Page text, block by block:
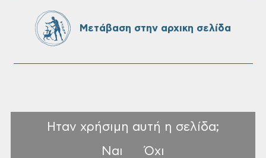
σχολικών μονάδων
Μετάβαση στην αρχικη σελίδα
Ηταν χρήσιμη αυτή η σελίδα;
Ναι
Όχι